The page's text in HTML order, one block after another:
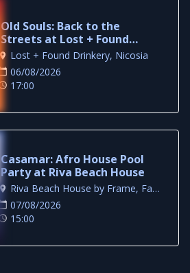
Old Souls: Back to the
Streets at Lost + Found
Drinkery
Lost + Found Drinkery, Nicosia
06/08/2026
17:00
Casamar: Afro House Pool
Party at Riva Beach House
Riva Beach House by Frame, Famagusta
07/08/2026
15:00